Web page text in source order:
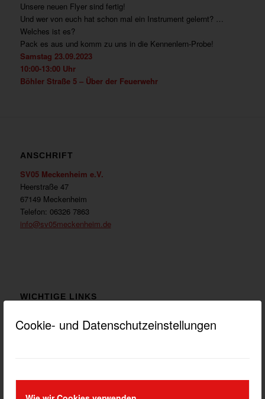
Cookie- und Datenschutzeinstellungen
Unsere neuen Flyer sind fertig!
Und wer von euch hat schon mal ein Instrument gelernt? …
Welches ist es?
Pack es aus und komm zu uns in die Kennenlern-Probe!
Samstag 23.09.2023
10:00-13:00 Uhr
Böhler Straße 5 – Über der Feuerwehr
ANSCHRIFT
SV05 Meckenheim e.V.
Heerstraße 47
67149 Meckenheim
Telefon: 06326 7863
info@sv05meckenheim.de
WICHTIGE LINKS